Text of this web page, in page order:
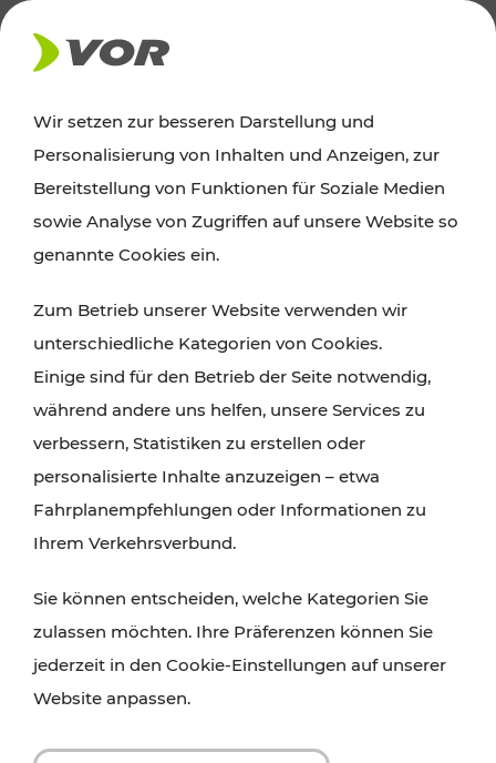
AKTUELLES
Ausflugstipps
Wien, Niederösterreich und das Burgenland
Wanderungen, Kultur und Gastronomie,
Radtouren oder purer Naturgenuss – viele
Attraktionen sind mit den Ticket- und Fahrplan-
Angeboten des VOR gut und schnell erreichbar.
Wir setzen zur besseren Darstellung und
Personalisierung von Inhalten und Anzeigen, zur
Bereitstellung von Funktionen für Soziale Medien
sowie Analyse von Zugriffen auf unsere Website so
genannte Cookies ein.
Zum Betrieb unserer Website verwenden wir
unterschiedliche Kategorien von Cookies.
Einige sind für den Betrieb der Seite notwendig,
während andere uns helfen, unsere Services zu
verbessern, Statistiken zu erstellen oder
personalisierte Inhalte anzuzeigen – etwa
Fahrplanempfehlungen oder Informationen zu
Ihrem Verkehrsverbund.
Sie können entscheiden, welche Kategorien Sie
zulassen möchten. Ihre Präferenzen können Sie
jederzeit in den Cookie-Einstellungen auf unserer
Website anpassen.